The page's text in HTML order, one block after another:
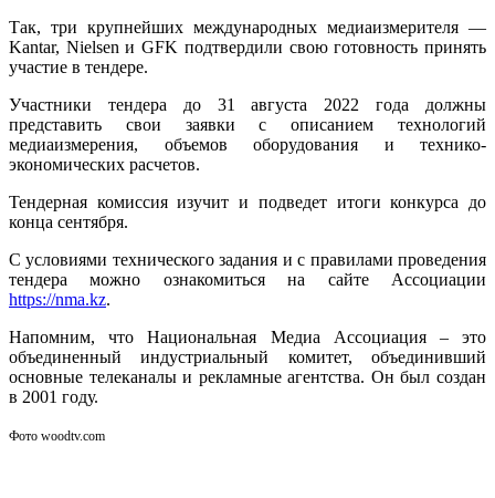
Так, три крупнейших международных медиаизмерителя —
Kantar, Nielsen и GFK подтвердили свою готовность принять
участие в тендере.
Участники тендера до 31 августа 2022 года должны
представить свои заявки с описанием технологий
медиаизмерения, объемов оборудования и технико-
экономических расчетов.
Тендерная комиссия изучит и подведет итоги конкурса до
конца сентября.
С условиями технического задания и с правилами проведения
тендера можно ознакомиться на сайте Ассоциации
https://nma.kz.
Напомним, что Национальная Медиа Ассоциация – это
объединенный индустриальный комитет, объединивший
основные телеканалы и рекламные агентства. Он был создан
в 2001 году.
Фото woodtv.com